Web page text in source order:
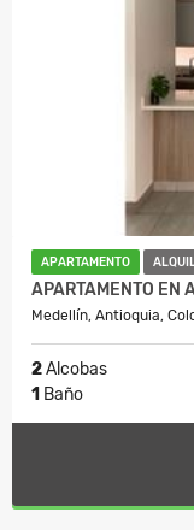
APARTAMENTO
APARTAMENTO EN
Medellín, Antioquia,
2Alcobas
1 Baño